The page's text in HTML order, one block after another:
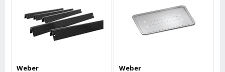
Weber Weber